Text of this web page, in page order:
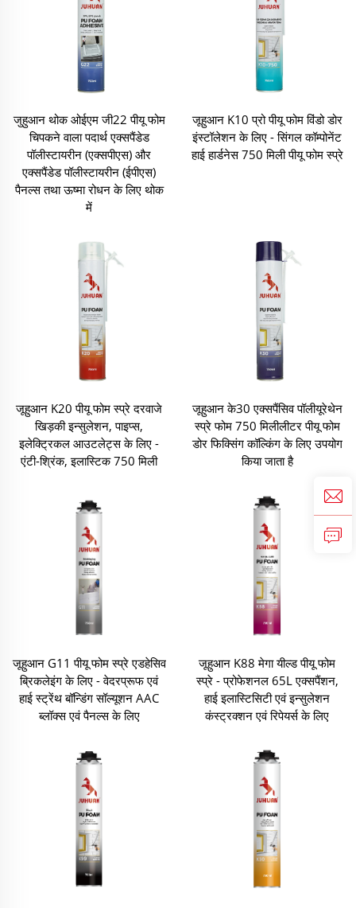
जुहुआन थोक ओईएम जी22 पीयू फोम
चिपकने वाला पदार्थ एक्सपैंडेड
पॉलीस्टायरीन (एक्सपीएस) और
एक्सपैंडेड पॉलीस्टायरीन (ईपीएस)
पैनल्स तथा ऊष्मा रोधन के लिए थोक
में
जूहुआन K10 प्रो पीयू फोम विंडो डोर
इंस्टॉलेशन के लिए - सिंगल कॉम्पोनेंट
हाई हार्डनेस 750 मिली पीयू फोम स्प्रे
जूहुआन K20 पीयू फोम स्प्रे दरवाजे
खिड़की इन्सुलेशन, पाइप्स,
इलेक्ट्रिकल आउटलेट्स के लिए -
एंटी-श्रिंक, इलास्टिक 750 मिली
जूहुआन के30 एक्सपैंसिव पॉलीयूरेथेन
स्प्रे फोम 750 मिलीलीटर पीयू फोम
डोर फिक्सिंग कॉल्किंग के लिए उपयोग
किया जाता है
जूहुआन G11 पीयू फोम स्प्रे एडहेसिव
ब्रिकलेइंग के लिए - वेदरप्रूफ एवं
हाई स्ट्रेंथ बॉन्डिंग सॉल्यूशन AAC
ब्लॉक्स एवं पैनल्स के लिए
जूहुआन K88 मेगा यील्ड पीयू फोम
स्प्रे - प्रोफेशनल 65L एक्सपैंशन,
हाई इलास्टिसिटी एवं इन्सुलेशन
कंस्ट्रक्शन एवं रिपेयर्स के लिए